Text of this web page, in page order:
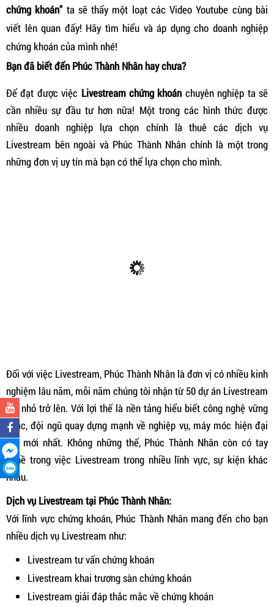
chứng khoán" ta sẽ thấy một loạt các Video Youtube cùng bài
viết lên quan đấy! Hãy tìm hiểu và áp dụng cho doanh nghiệp
chứng khoán của mình nhé!
Bạn đã biết đến Phúc Thành Nhân hay chưa?
Để đạt được việc Livestream chứng khoán chuyên nghiệp ta sẽ
cần nhiều sự đầu tư hơn nữa! Một trong các hình thức được
nhiều doanh nghiệp lựa chọn chính là thuê các dịch vụ
Livestream bên ngoài và Phúc Thành Nhân chính là một trong
những đơn vị uy tín mà bạn có thể lựa chọn cho mình.
Đối với việc Livestream, Phúc Thành Nhân là đơn vị có nhiều kinh
nghiệm lâu năm, mỗi năm chúng tôi nhận từ 50 dự án Livestream
lớn nhỏ trở lên. Với lợi thế là nền tảng hiểu biết công nghệ vững
chắc, đội ngũ quay dựng mạnh về nghiệp vụ, máy móc hiện đại
đời mới nhất. Không những thế, Phúc Thành Nhân còn có tay
nghề trong việc Livestream trong nhiều lĩnh vực, sự kiện khác
nhau.
Dịch vụ Livestream tại Phúc Thành Nhân:
Với lĩnh vực chứng khoán, Phúc Thành Nhân mang đến cho bạn
nhiều dịch vụ Livestream như:
Livestream tư vấn chứng khoán
Livestream khai trương sàn chứng khoán
Livestream giải đáp thắc mắc về chứng khoán